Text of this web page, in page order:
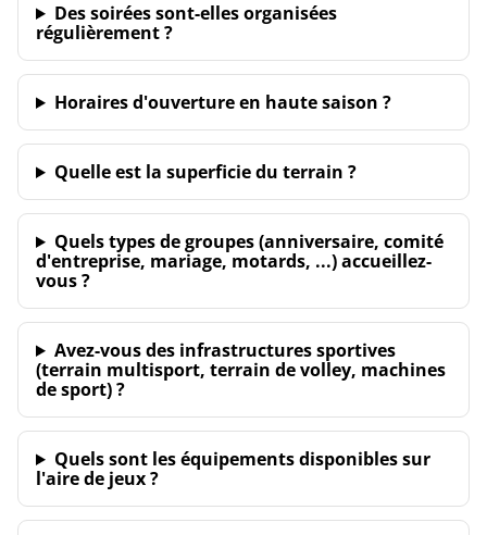
Des soirées sont-elles organisées
régulièrement ?
Horaires d'ouverture en haute saison ?
Quelle est la superficie du terrain ?
Quels types de groupes (anniversaire, comité
d'entreprise, mariage, motards, ...) accueillez-
vous ?
Avez-vous des infrastructures sportives
(terrain multisport, terrain de volley, machines
de sport) ?
Quels sont les équipements disponibles sur
l'aire de jeux ?